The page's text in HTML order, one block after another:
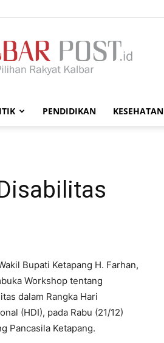
PENDIDIKAN KESEHATAN
Bupati Ketapang H. Farhan,
Workshop tentang
dalam Rangka Hari
(HDI), pada Rabu (21/12)
Pancasila Ketapang.